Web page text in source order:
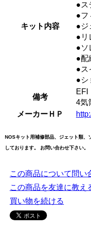
キット内容
●ス
●フ
●ジ
●リ
●ソ
●配
●ス
●シ
備考
EFI
4気
メーカーＨＰ
NOSキット用補修部品、ジェット類、
しております。 お問い合わせ下さい。
この商品について問い
この商品を友達に教え
買い物を続ける